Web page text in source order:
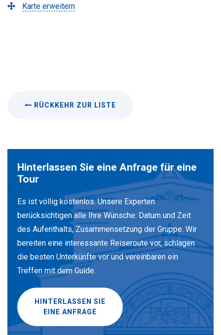
Karte erweitern
RÜCKKEHR ZUR LISTE
Hinterlassen Sie eine Anfrage für eine
Tour
Es ist völlig kostenlos. Unsere Experten
berücksichtigen alle Ihre Wünsche: Datum und Zeit
des Aufenthalts, Zusammensetzung der Gruppe. Wir
bereiten eine interessante Reiseroute vor, schlagen
die besten Unterkünfte vor und vereinbaren ein
Treffen mit dem Guide.
HINTERLASSEN SIE
EINE ANFRAGE